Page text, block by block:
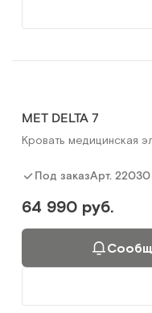
MET DELTA 7
Кровать медицинская
Под заказАрт. 22030
64 990 руб.